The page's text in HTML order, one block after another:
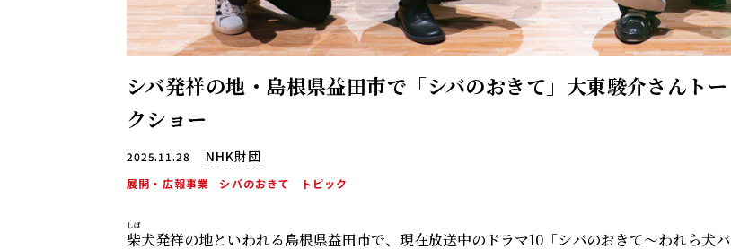
シバ発祥の地・島根県益田市で「シバのおきて」大東駿介さんトー
クショー
2025.11.28 NHK財団
展開・広報事業 シバのおきて トピック
柴
しば
犬発祥の地といわれる島根県益田市で、現在放送中のドラマ10「シバのおきて～われら犬バ